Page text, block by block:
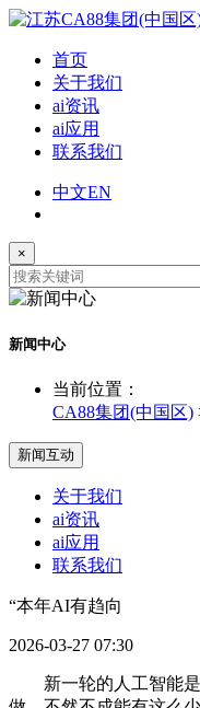
首页
关于我们
ai资讯
ai应用
联系我们
中文EN
×
新闻中心
当前位置：
CA88集团(中国区)
新闻互动
关于我们
ai资讯
ai应用
联系我们
“本年AI有趋向
2026-03-27 07:30
新一轮的人工智能是